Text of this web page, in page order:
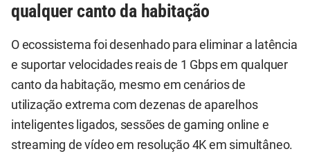
qualquer canto da habitação
O ecossistema foi desenhado para eliminar a latência
e suportar velocidades reais de 1 Gbps em qualquer
canto da habitação, mesmo em cenários de
utilização extrema com dezenas de aparelhos
inteligentes ligados, sessões de gaming online e
streaming de vídeo em resolução 4K em simultâneo.